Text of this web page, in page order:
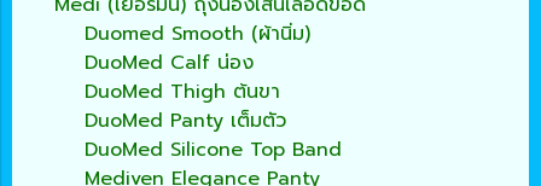
Duomed Smooth (ผ้านิ่ม)
DuoMed Calf น่อง
DuoMed Thigh ต้นขา
DuoMed Panty เต็มตัว
DuoMed Silicone Top Band
Mediven Elegance Panty